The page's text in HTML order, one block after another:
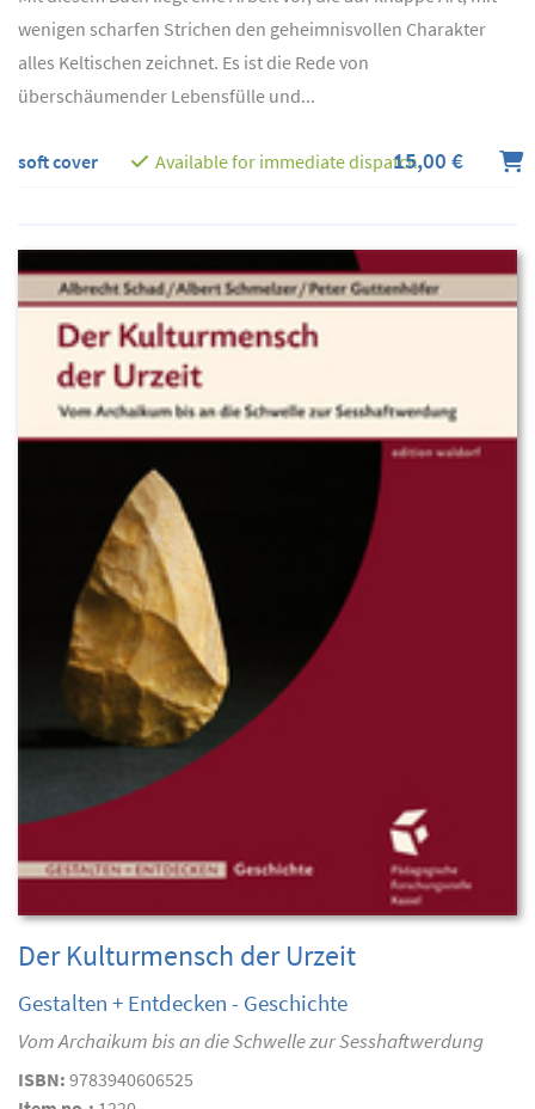
wenigen scharfen Strichen den geheimnisvollen Charakter
alles Keltischen zeichnet. Es ist die Rede von
überschäumender Lebensfülle und...
soft cover Available for immediate dispatch15,00 €
Der Kulturmensch der Urzeit
Gestalten + Entdecken - Geschichte
Vom Archaikum bis an die Schwelle zur Sesshaftwerdung
ISBN: 9783940606525